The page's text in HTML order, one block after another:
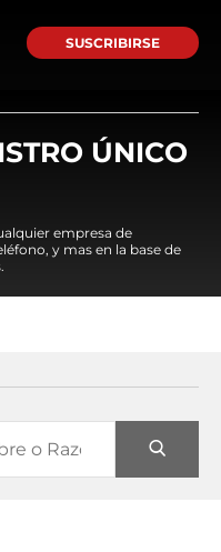
SUSCRIBIRSE
ÚNICO
empresa de
y mas en la base de